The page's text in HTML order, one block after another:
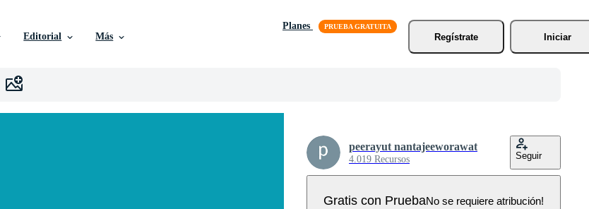
Editorial Más
Planes
Regístrate
Iniciar
peerayut nantajeeworawat
4.019 Recursos Seguir
Gratis con PruebaNo se requiere atribución!